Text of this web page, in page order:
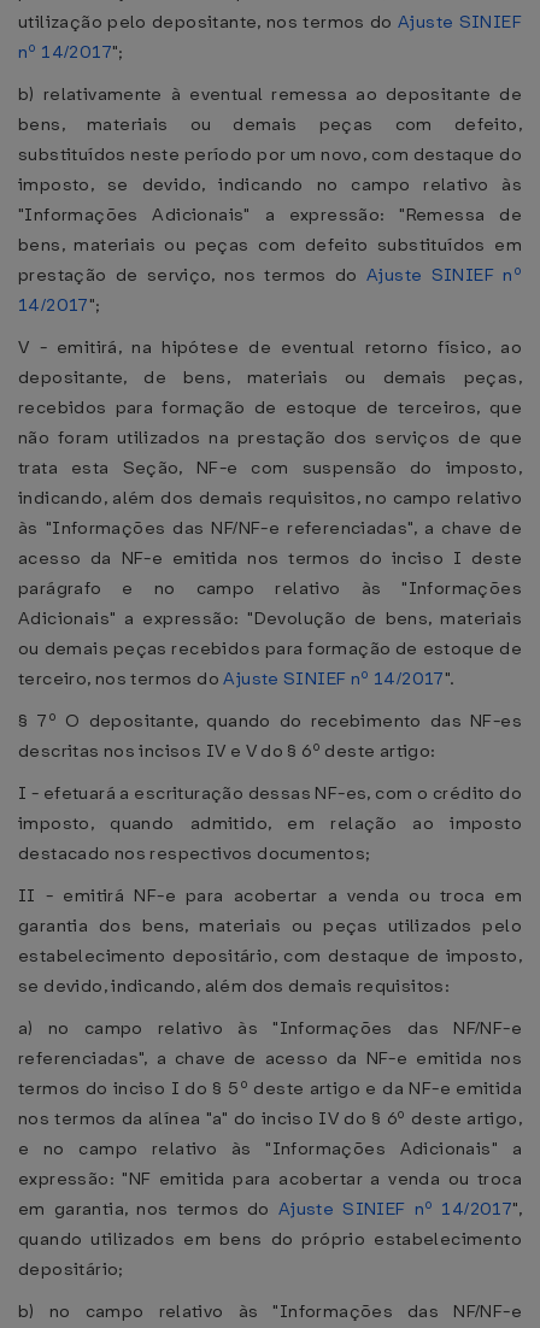
utilização pelo depositante, nos termos doAjuste SINIEF
nº 14/2017";
b) relativamente à eventual remessa ao depositante de
bens, materiais ou demais peças com defeito,
substituídos neste período por um novo, com destaque do
imposto, se devido, indicando no campo relativo às
"Informações Adicionais" a expressão: "Remessa de
bens, materiais ou peças com defeito substituídos em
prestação de serviço, nos termos doAjuste SINIEF nº
14/2017";
V - emitirá, na hipótese de eventual retorno físico, ao
depositante, de bens, materiais ou demais peças,
recebidos para formação de estoque de terceiros, que
não foram utilizados na prestação dos serviços de que
trata esta Seção, NF-e com suspensão do imposto,
indicando, além dos demais requisitos, no campo relativo
às "Informações das NF/NF-e referenciadas", a chave de
acesso da NF-e emitida nos termos do inciso I deste
parágrafo e no campo relativo às "Informações
Adicionais" a expressão: "Devolução de bens, materiais
ou demais peças recebidos para formação de estoque de
terceiro, nos termos doAjuste SINIEF nº 14/2017".
§ 7º O depositante, quando do recebimento das NF-es
descritas nos incisos IV e V do § 6º deste artigo:
I - efetuará a escrituração dessas NF-es, com o crédito do
imposto, quando admitido, em relação ao imposto
destacado nos respectivos documentos;
II - emitirá NF-e para acobertar a venda ou troca em
garantia dos bens, materiais ou peças utilizados pelo
estabelecimento depositário, com destaque de imposto,
se devido, indicando, além dos demais requisitos:
a) no campo relativo às "Informações das NF/NF-e
referenciadas", a chave de acesso da NF-e emitida nos
termos do inciso I do § 5º deste artigo e da NF-e emitida
nos termos da alínea "a" do inciso IV do § 6º deste artigo,
e no campo relativo às "Informações Adicionais" a
expressão: "NF emitida para acobertar a venda ou troca
em garantia, nos termos do Ajuste SINIEF nº 14/2017",
quando utilizados em bens do próprio estabelecimento
depositário;
b) no campo relativo às "Informações das NF/NF-e